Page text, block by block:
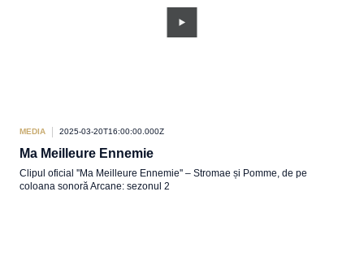
MEDIA 2025-03-20T16:00:00.000Z
Ma Meilleure Ennemie
Clipul oficial ''Ma Meilleure Ennemie'' – Stromae și Pomme, de pe
coloana sonoră Arcane: sezonul 2